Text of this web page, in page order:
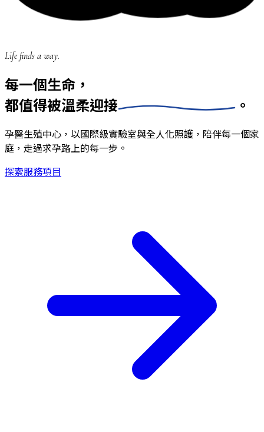
Life finds a way.
每一個生命，
都值得被溫柔迎接 。
孕醫生殖中心，以國際級實驗室與全人化照護，陪伴每一個家
庭，走過求孕路上的每一步。
探索服務項目